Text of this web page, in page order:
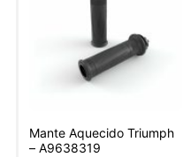
Mante Aquecido Triumph
– A9638319